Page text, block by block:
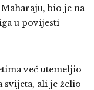
bio je na
u povijesti
već utemeljio
svijeta, ali je želio